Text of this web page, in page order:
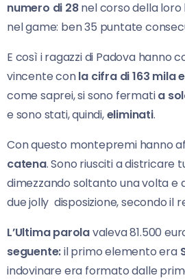
numero di 28nel corso della
nel game: ben 35 puntate
E così i ragazzi di Padova hanno
vincente conla cifra di 163 mila
come saprei, si sono fermatia
e sono stati, quindi,eliminati.
Con questo montepremi hanno
catena. Sono riusciti a districare
dimezzando soltanto una volta e
due jolly disposizione, secondo il
L’Ultima parolavaleva 81.500
seguente:il primo elemento era
indovinare era formato dalle